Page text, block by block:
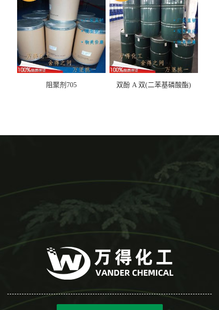
阻聚剂705 双酚 A 双(二苯基磷酸酯)